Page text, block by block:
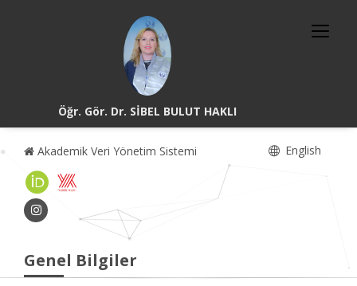
Öğr. Gör. Dr. SİBEL BULUT HAKLI
Akademik Veri Yönetim Sistemi English
Genel Bilgiler